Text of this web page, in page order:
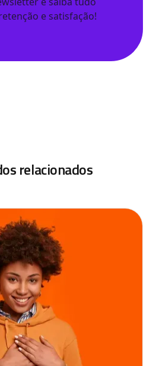
e satisfação!
relacionados